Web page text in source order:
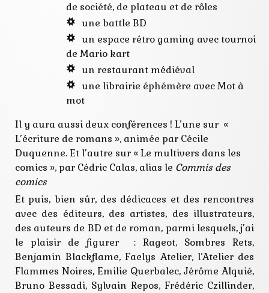
de société, de plateau et de rôles
une battle BD
un espace rétro gaming avec tournoi
de Mario kart
un restaurant médiéval
une librairie éphémère avec Mot à
mot
Il y aura aussi deux conférences ! L’une sur «
L’écriture de romans », animée par Cécile
Duquenne. Et l’autre sur « Le multivers dans les
comics », par Cédric Calas, alias le Commis des
comics
Et puis, bien sûr, des dédicaces et des rencontres
avec des éditeurs, des artistes, des illustrateurs,
des auteurs de BD et de roman, parmi lesquels, j’ai
le plaisir de figurer : Rageot, Sombres Rets,
Benjamin Blackflame, Faelys Atelier, l’Atelier des
Flammes Noires, Emilie Querbalec, Jérôme Alquié,
Bruno Bessadi, Sylvain Repos, Frédéric Czillinder,